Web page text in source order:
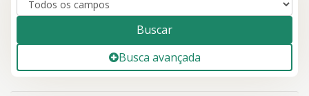
Buscar
Busca avançada